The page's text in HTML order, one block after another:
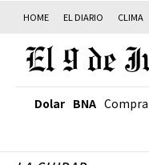
HOME EL DIARIO CLIMA
Dolar BNA Compra